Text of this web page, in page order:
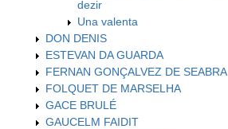
dezir
Una valenta
DON DENIS
ESTEVAN DA GUARDA
FERNAN GONÇALVEZ DE SEABRA
FOLQUET DE MARSELHA
GACE BRULÉ
GAUCELM FAIDIT